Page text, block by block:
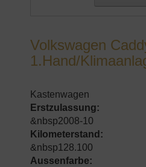
Volkswagen
1.Hand/
Kastenwagen
Erstzulassung:
&nbsp2008-10
Kilometerstand:
&nbsp128.100
Aussenfarbe: